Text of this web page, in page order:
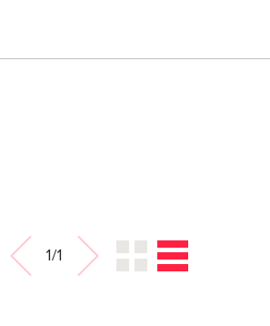
1/1